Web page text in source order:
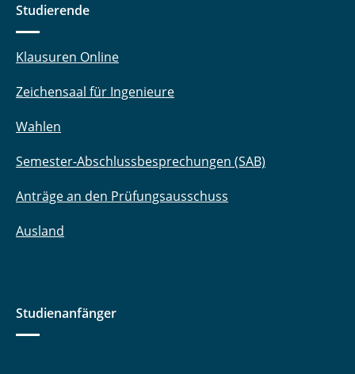
Studierende
Klausuren Online
Zeichensaal für Ingenieure
Wahlen
Semester-Abschlussbesprechungen (SAB)
Anträge an den Prüfungsausschuss
Ausland
Studienanfänger